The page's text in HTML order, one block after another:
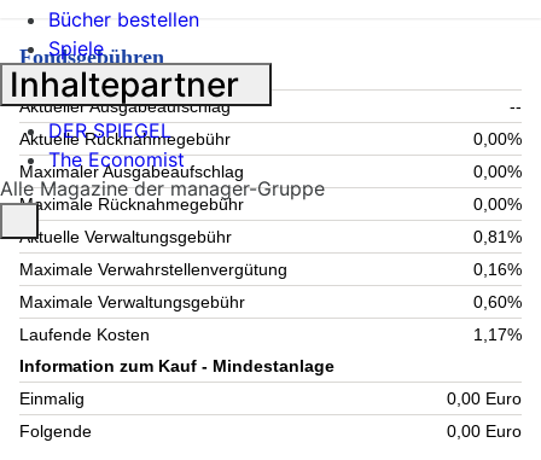
Fondsgebühren
Aktueller Ausgabeaufschlag
--
Aktuelle Rücknahmegebühr
0,00%
Maximaler Ausgabeaufschlag
0,00%
Maximale Rücknahmegebühr
0,00%
Aktuelle Verwaltungsgebühr
0,81%
Maximale Verwahrstellenvergütung
0,16%
Maximale Verwaltungsgebühr
0,60%
Laufende Kosten
1,17%
Information zum Kauf - Mindestanlage
Einmalig
0,00 Euro
Folgende
0,00 Euro
Bücher bestellen
Spiele
Inhaltepartner
DER SPIEGEL
The Economist
Alle Magazine der manager-Gruppe